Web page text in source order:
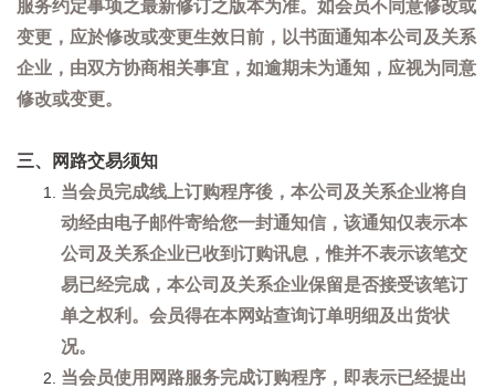
服务约定事项之最新修订之版本为准。如会员不同意修改或
变更，应於修改或变更生效日前，以书面通知本公司及关系
企业，由双方协商相关事宜，如逾期未为通知，应视为同意
修改或变更。
三、网路交易须知
当会员完成线上订购程序後，本公司及关系企业将自
动经由电子邮件寄给您一封通知信，该通知仅表示本
公司及关系企业已收到订购讯息，惟并不表示该笔交
易已经完成，本公司及关系企业保留是否接受该笔订
单之权利。会员得在本网站查询订单明细及出货状
况。
当会员使用网路服务完成订购程序，即表示已经提出